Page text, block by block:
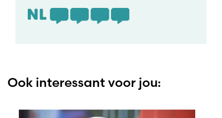
Ook interessant voor jou: